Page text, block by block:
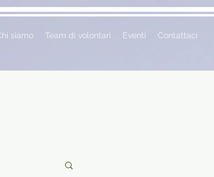
siamo Team di volontari Eventi Contattaci